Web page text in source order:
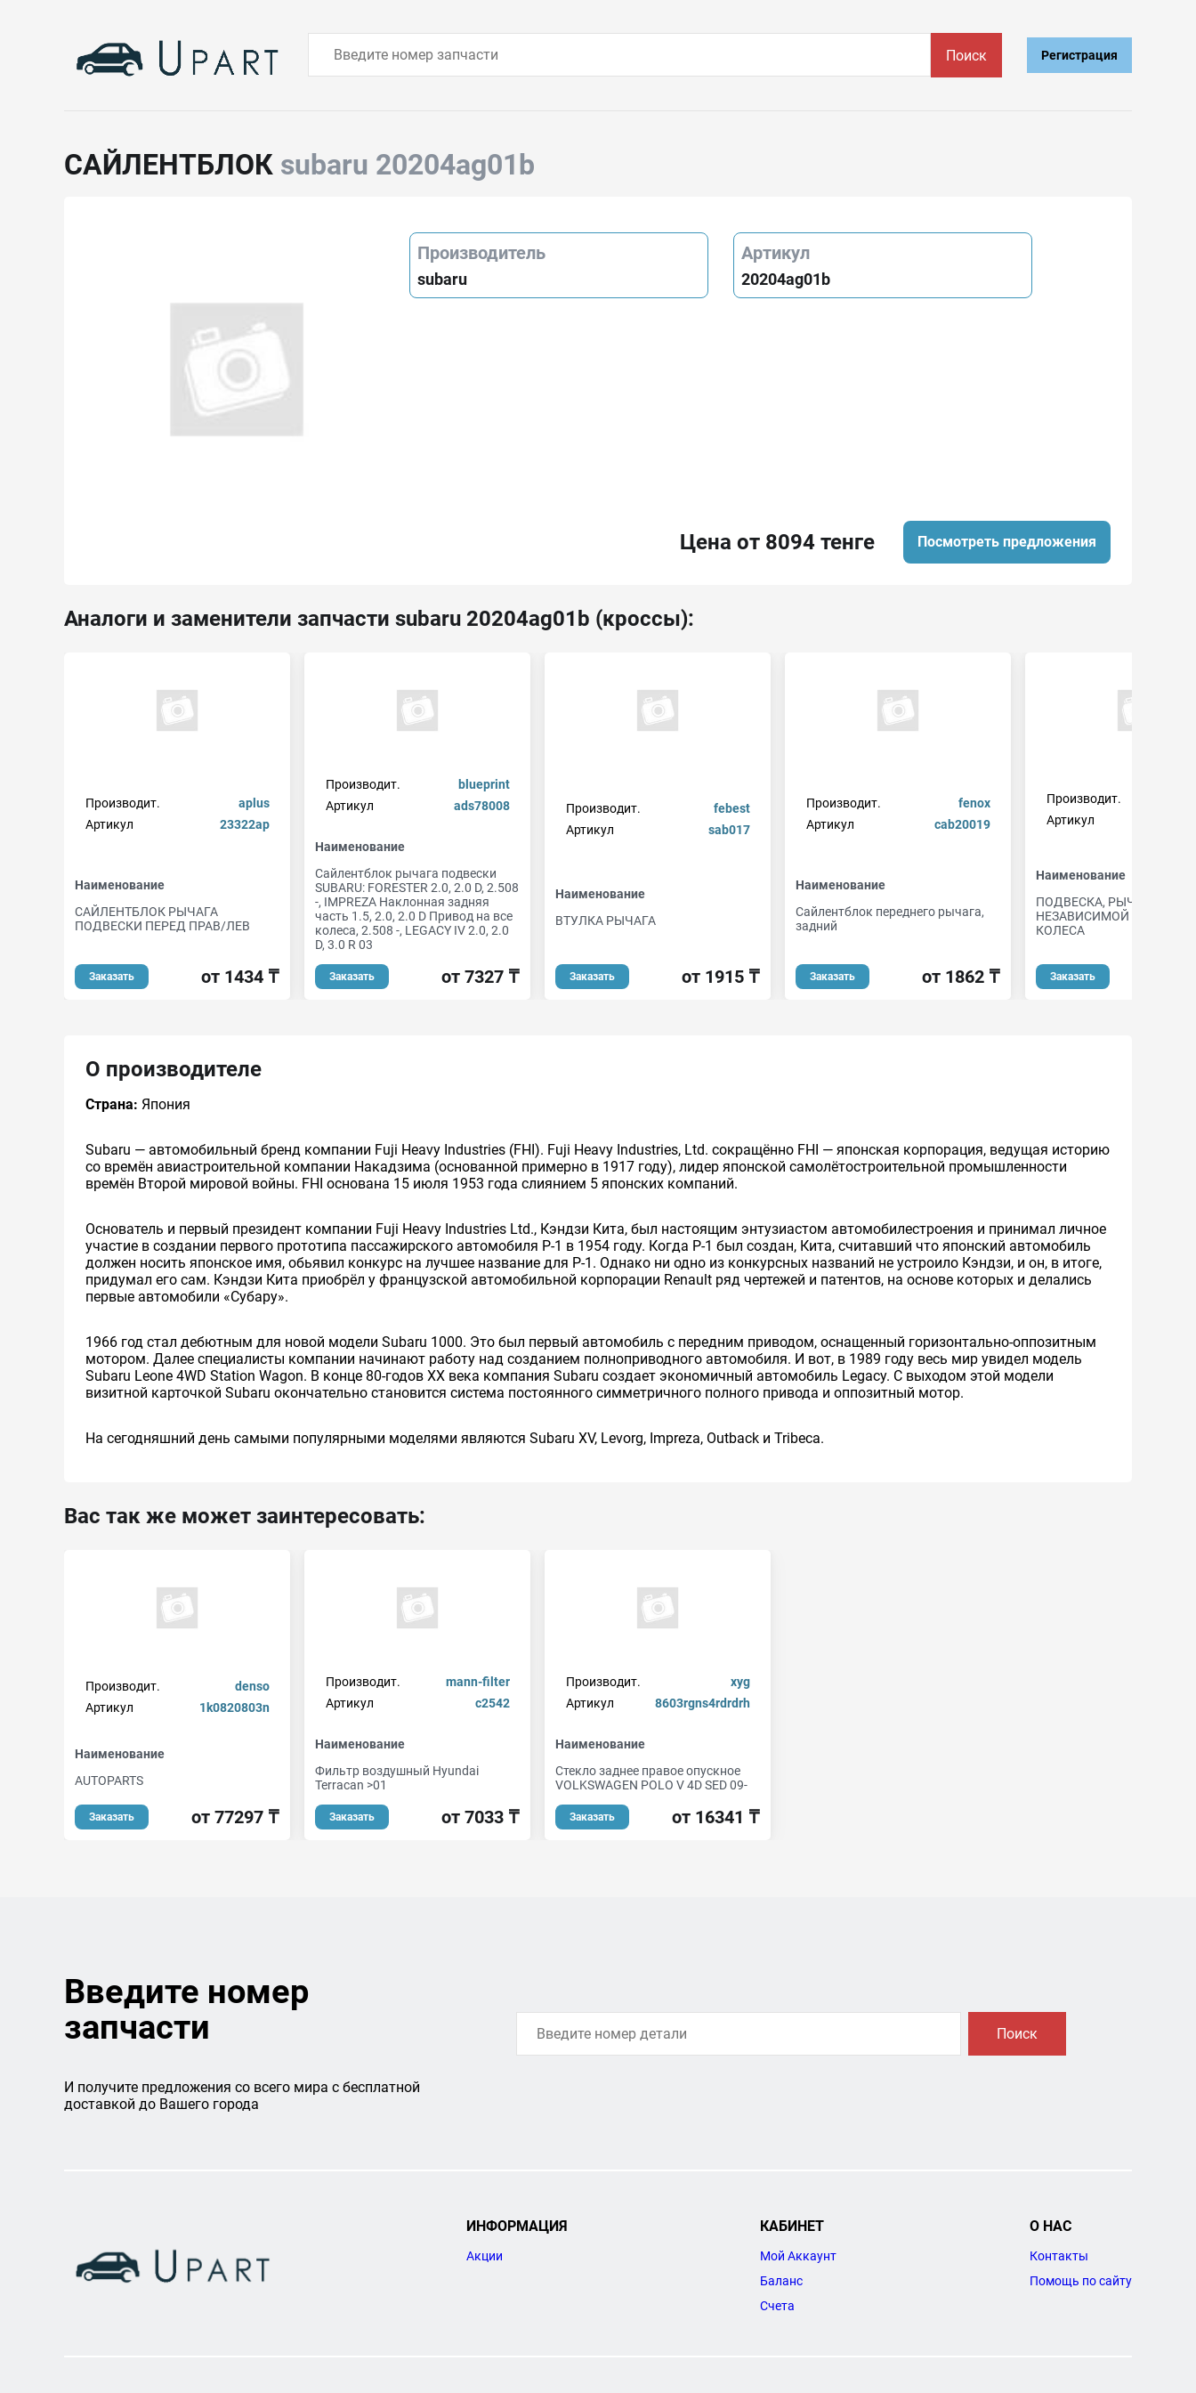
Поиск Регистрация
САЙЛЕНТБЛОК subaru 20204ag01b
Производитель
subaru
Артикул
20204ag01b
Цена от 8094 тенге Посмотреть предложения
Аналоги и заменители запчасти subaru 20204ag01b (кроссы):
Производит.
aplus
Артикул
23322ap
Наименование
САЙЛЕНТБЛОК РЫЧАГА
ПОДВЕСКИ ПЕРЕД ПРАВ/ЛЕВ
Заказать от 1434 ₸
Производит.
blueprint
Артикул
ads78008
Наименование
Сайлентблок рычага подвески
SUBARU: FORESTER 2.0, 2.0 D, 2.508
-, IMPREZA Наклонная задняя
часть 1.5, 2.0, 2.0 D Привод на все
колеса, 2.508 -, LEGACY IV 2.0, 2.0
D, 3.0 R 03
Заказать от 7327 ₸
Производит.
febest
Артикул
sab017
Наименование
ВТУЛКА РЫЧАГА
Заказать от 1915 ₸
Производит.
fenox
Артикул
cab20019
Наименование
Сайлентблок переднего рычага,
задний
Заказать от 1862 ₸
Производит.
Артикул
Наименование
ПОДВЕСКА, РЫЧАГ
НЕЗАВИСИМОЙ
КОЛЕСА
Заказать
О производителе
Страна: Япония
Subaru — автомобильный бренд компании Fuji Heavy Industries (FHI). Fuji Heavy Industries, Ltd. сокращённо FHI — японская корпорация, ведущая историю
со времён авиастроительной компании Накадзима (основанной примерно в 1917 году), лидер японской самолётостроительной промышленности
времён Второй мировой войны. FHI основана 15 июля 1953 года слиянием 5 японских компаний.
Основатель и первый президент компании Fuji Heavy Industries Ltd., Кэндзи Кита, был настоящим энтузиастом автомобилестроения и принимал личное
участие в создании первого прототипа пассажирского автомобиля Р-1 в 1954 году. Когда P-1 был создан, Кита, считавший что японский автомобиль
должен носить японское имя, обьявил конкурс на лучшее название для P-1. Однако ни одно из конкурсных названий не устроило Кэндзи, и он, в итоге,
придумал его сам. Кэндзи Кита приобрёл у французской автомобильной корпорации Renault ряд чертежей и патентов, на основе которых и делались
первые автомобили «Субару».
1966 год стал дебютным для новой модели Subaru 1000. Это был первый автомобиль с передним приводом, оснащенный горизонтально-оппозитным
мотором. Далее специалисты компании начинают работу над созданием полноприводного автомобиля. И вот, в 1989 году весь мир увидел модель
Subaru Leone 4WD Station Wagon. В конце 80-годов XX века компания Subaru создает экономичный автомобиль Legacy. С выходом этой модели
визитной карточкой Subaru окончательно становится система постоянного симметричного полного привода и оппозитный мотор.
На сегодняшний день самыми популярными моделями являются Subaru XV, Levorg, Impreza, Outback и Tribeca.
Вас так же может заинтересовать:
Производит.
denso
Артикул
1k0820803n
Наименование
AUTOPARTS
Заказать от 77297 ₸
Производит.
mann-filter
Артикул
c2542
Наименование
Фильтр воздушный Hyundai
Terracan >01
Заказать от 7033 ₸
Производит.
xyg
Артикул
8603rgns4rdrdrh
Наименование
Стекло заднее правое опускное
VOLKSWAGEN POLO V 4D SED 09-
Заказать от 16341 ₸
Введите номер
запчасти
И получите предложения со всего мира с бесплатной
доставкой до Вашего города
Поиск
ИНФОРМАЦИЯ
Акции
КАБИНЕТ
Мой Аккаунт
Баланс
Счета
О НАС
Контакты
Помощь по сайту